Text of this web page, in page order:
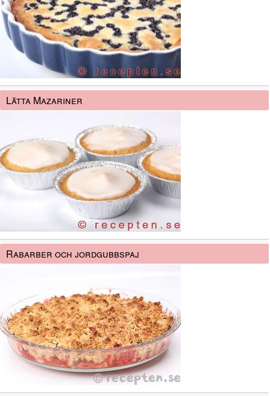
Lätta Mazariner
Rabarber och jordgubbspaj